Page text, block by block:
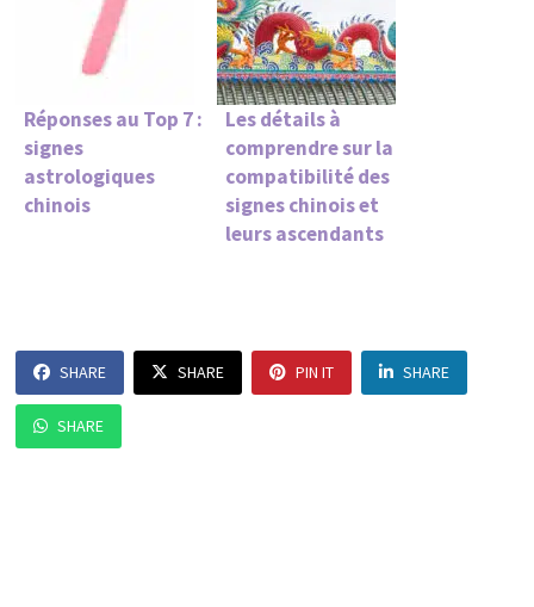
Réponses au Top 7 :
signes
astrologiques
chinois
Les détails à
comprendre sur la
compatibilité des
signes chinois et
leurs ascendants
SHARE SHARE PIN IT SHARE
SHARE